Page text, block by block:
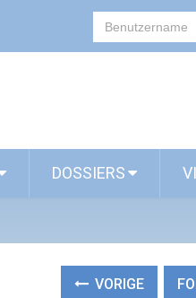
DOSSIERS
VORIGE